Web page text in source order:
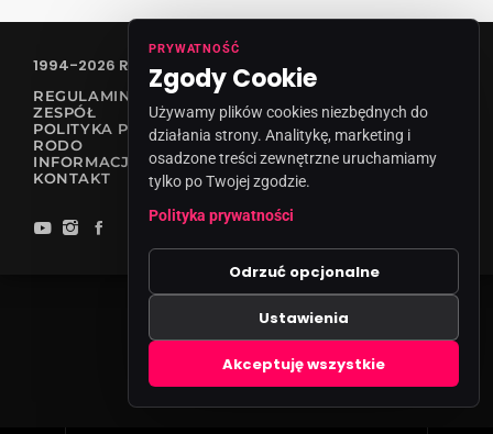
1994-2026 RADIO VANESSA SPÓŁKA Z O.O
REGULAMIN KONKURSÓW
ZESPÓŁ
POLITYKA PRYWATNOŚCI
RODO
INFORMACJA O NADAWCY
KONTAKT
PRYWATNOŚĆ
Zgody Cookie
Używamy plików cookies niezbędnych do
działania strony. Analitykę, marketing i
osadzone treści zewnętrzne uruchamiamy
tylko po Twojej zgodzie.
Polityka prywatności
Odrzuć opcjonalne
Ustawienia
Akceptuję wszystkie
Zgody cookies